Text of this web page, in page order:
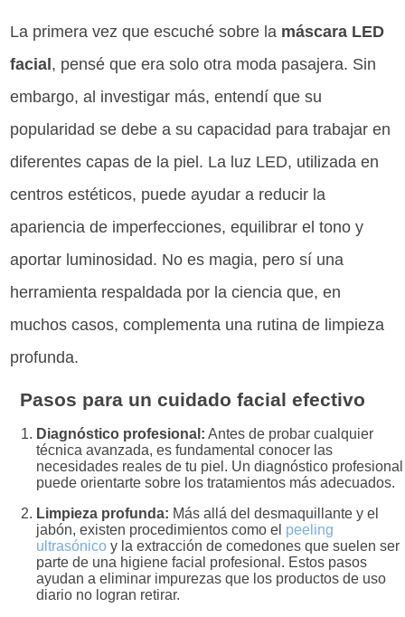
La primera vez que escuché sobre la máscara LED
facial, pensé que era solo otra moda pasajera. Sin
embargo, al investigar más, entendí que su
popularidad se debe a su capacidad para trabajar en
diferentes capas de la piel. La luz LED, utilizada en
centros estéticos, puede ayudar a reducir la
apariencia de imperfecciones, equilibrar el tono y
aportar luminosidad. No es magia, pero sí una
herramienta respaldada por la ciencia que, en
muchos casos, complementa una rutina de limpieza
profunda.
Pasos para un cuidado facial efectivo
Diagnóstico profesional: Antes de probar cualquier
técnica avanzada, es fundamental conocer las
necesidades reales de tu piel. Un diagnóstico profesional
puede orientarte sobre los tratamientos más adecuados.
Limpieza profunda: Más allá del desmaquillante y el
jabón, existen procedimientos como el peeling
ultrasónico y la extracción de comedones que suelen ser
parte de una higiene facial profesional. Estos pasos
ayudan a eliminar impurezas que los productos de uso
diario no logran retirar.